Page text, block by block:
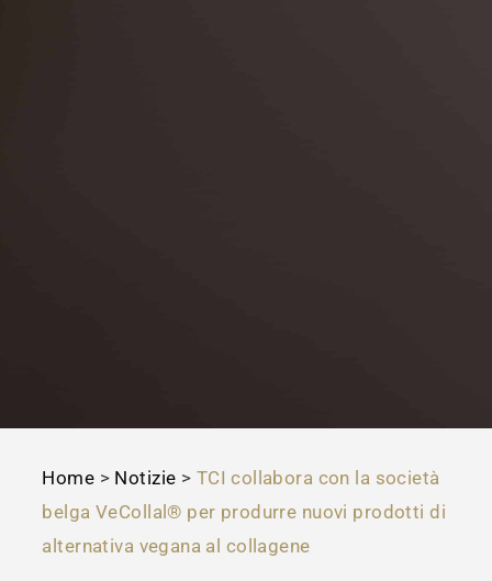
Home > Notizie > TCI collabora con la società
belga VeCollal® per produrre nuovi prodotti di
alternativa vegana al collagene